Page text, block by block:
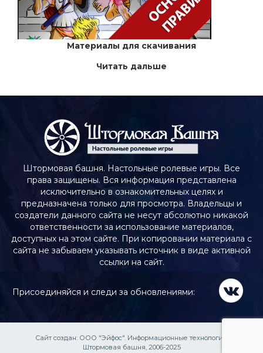
Материалы для скачивания
Читать дальше
Штормовая башня. Настольные ролевые игры. Все
права защищены. Вся информация представлена
исключительно в ознакомительных целях и
предназначена только для просмотра. Владельцы и
создатели данного сайта не несут абсолютно никакой
ответственности за использование материалов,
доступных на этом сайте. При копировании материала с
сайта не забываем указывать источник в виде активной
ссылки на сайт.
Присоединяйся и следи за обновлениями:
Сайт создан: ООО "Эйфос". Информационные технологии
Штормовая башня, 2006-2025